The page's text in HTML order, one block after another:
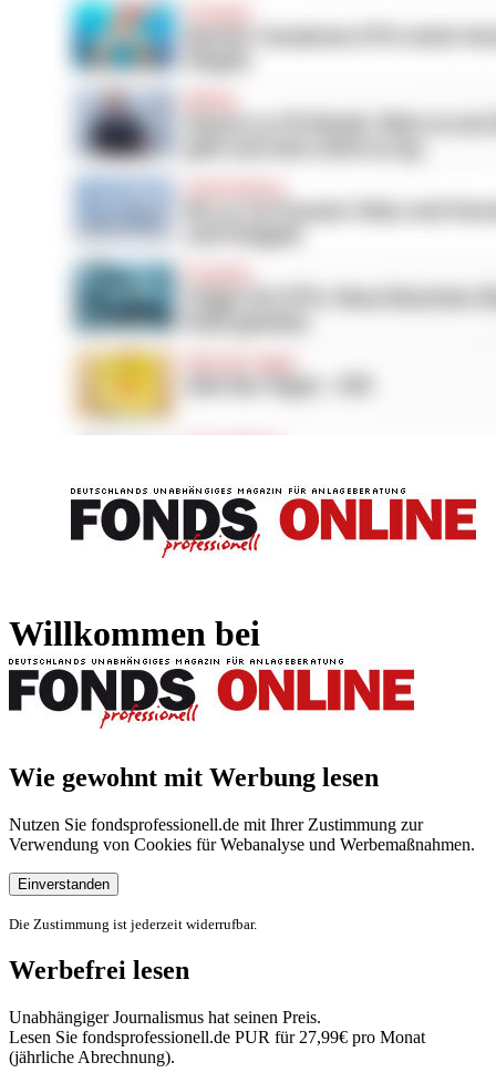
Willkommen bei
Wie gewohnt mit Werbung lesen
Nutzen Sie fondsprofessionell.de mit Ihrer Zustimmung zur
Verwendung von Cookies für Webanalyse und Werbemaßnahmen.
Einverstanden
Die Zustimmung ist jederzeit widerrufbar.
Werbefrei lesen
Unabhängiger Journalismus hat seinen Preis.
Lesen Sie fondsprofessionell.de PUR für 27,99€ pro Monat
(jährliche Abrechnung).